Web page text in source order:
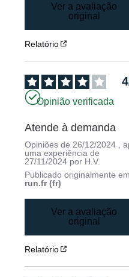
Ver a avaliação
original
Relatório
4
Opinião verificada
Atende à demanda
Opiniões de 26/12/2024
,
uma experiência de
27/11/2024 por H.V.
Publicado originalmente
run.fr (fr)
Ver a avaliação
original
Relatório